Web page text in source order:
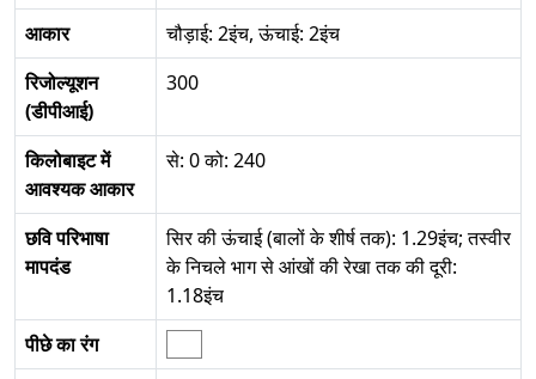
आकार
चौड़ाई: 2इंच, ऊंचाई: 2इंच
रिजोल्यूशन
(डीपीआई)
300
किलोबाइट में
आवश्यक आकार
से: 0 को: 240
छवि परिभाषा
मापदंड
सिर की ऊंचाई (बालों के शीर्ष तक): 1.29इंच; तस्वीर
के निचले भाग से आंखों की रेखा तक की दूरी:
1.18इंच
पीछे का रंग